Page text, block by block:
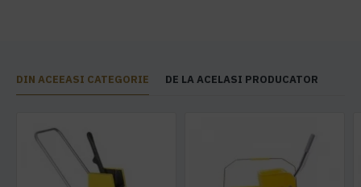
DIN ACEEASI CATEGORIE DE LA ACELASI PRODUCATOR